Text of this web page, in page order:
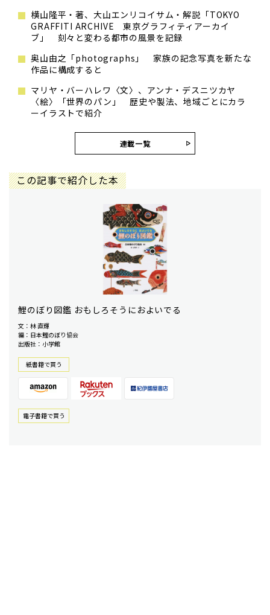
横山隆平・著、大山エンリコイサム・解説「TOKYO
GRAFFITI ARCHIVE 東京グラフィティアーカイ
ブ」 刻々と変わる都市の風景を記録
奥山由之「photographs」 家族の記念写真を新たな
作品に構成すると
マリヤ・バーハレワ〈文〉、アンナ・デスニツカヤ
〈絵〉「世界のパン」 歴史や製法、地域ごとにカラ
ーイラストで紹介
連載一覧
この記事で紹介した本
鯉のぼり図鑑 おもしろそうにおよいでる
文：林 直輝
編：日本鯉のぼり協会
出版社：小学館
紙書籍で買う
電⼦書籍で買う